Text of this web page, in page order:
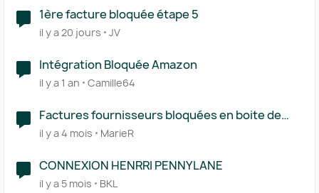
1ère facture bloquée étape 5
il y a 20 jours JV
Intégration Bloquée Amazon
il y a 1 an Camille64
Factures fournisseurs bloquées en boite de
réception
il y a 4 mois MarieR
CONNEXION HENRRI PENNYLANE
il y a 5 mois BKL